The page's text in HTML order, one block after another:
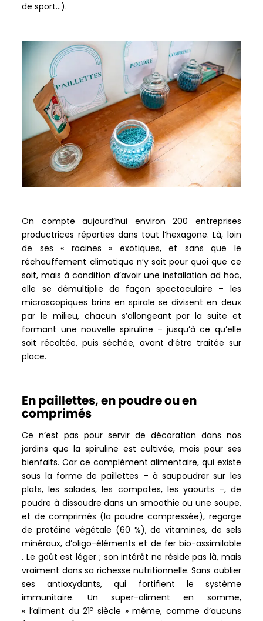
de sport…).
On compte aujourd’hui environ 200 entreprises
productrices réparties dans tout l’hexagone. Là, loin
de ses « racines » exotiques, et sans que le
réchauffement climatique n’y soit pour quoi que ce
soit, mais à condition d’avoir une installation ad hoc,
elle se démultiplie de façon spectaculaire – les
microscopiques brins en spirale se divisent en deux
par le milieu, chacun s’allongeant par la suite et
formant une nouvelle spiruline – jusqu’à ce qu’elle
soit récoltée, puis séchée, avant d’être traitée sur
place.
En paillettes, en poudre ou en
comprimés
Ce n’est pas pour servir de décoration dans nos
jardins que la spiruline est cultivée, mais pour ses
bienfaits. Car ce complément alimentaire, qui existe
sous la forme de paillettes – à saupoudrer sur les
plats, les salades, les compotes, les yaourts –, de
poudre à dissoudre dans un smoothie ou une soupe,
et de comprimés (la poudre compressée), regorge
de protéine végétale (60 %), de vitamines, de sels
minéraux, d’oligo-éléments et de fer bio-assimilable
. Le goût est léger ; son intérêt ne réside pas là, mais
vraiment dans sa richesse nutritionnelle. Sans oublier
ses antioxydants, qui fortifient le système
immunitaire. Un super-aliment en somme,
« l’aliment du 21e siècle » même, comme d’aucuns